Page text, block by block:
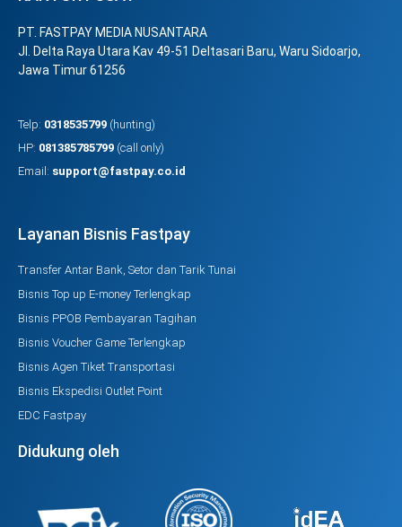
PT. FASTPAY MEDIA NUSANTARA
Jl. Delta Raya Utara Kav 49-51 Deltasari Baru, Waru Sidoarjo,
Jawa Timur 61256
Telp: 0318535799 (hunting)
HP: 081385785799 (call only)
Email: support@fastpay.co.id
Layanan Bisnis Fastpay
Transfer Antar Bank, Setor dan Tarik Tunai
Bisnis Top up E-money Terlengkap
Bisnis PPOB Pembayaran Tagihan
Bisnis Voucher Game Terlengkap
Bisnis Agen Tiket Transportasi
Bisnis Ekspedisi Outlet Point
EDC Fastpay
Didukung oleh